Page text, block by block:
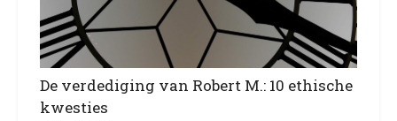
De verdediging van Robert M.: 10 ethische
kwesties